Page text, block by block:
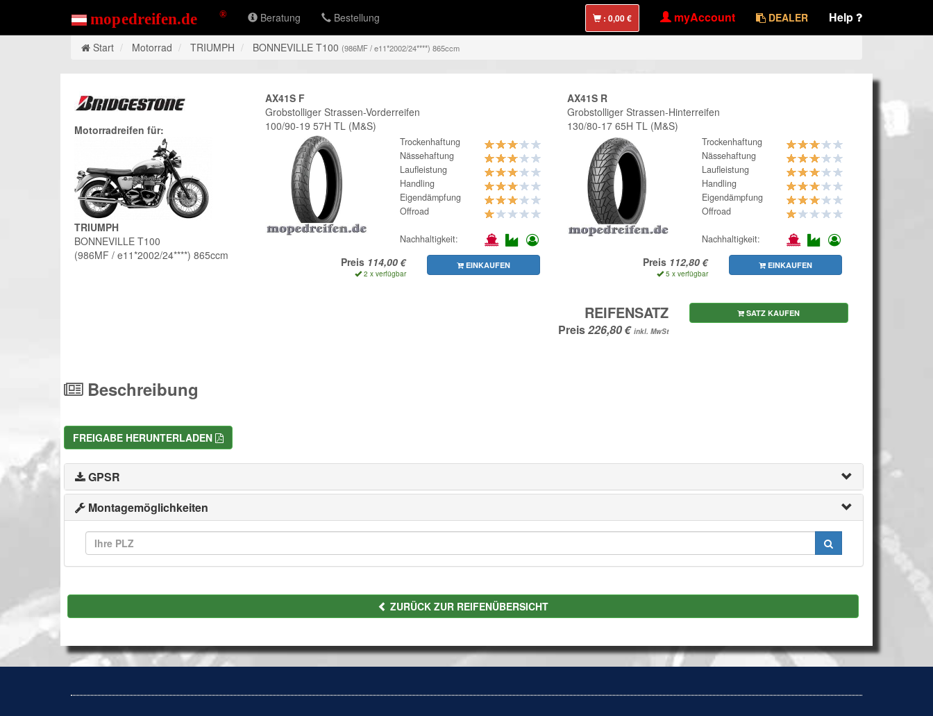
Beratung Bestellung : myAccount DEALER Help
Start Motorrad TRIUMPH BONNEVILLE T100 (986MF / e11*2002/24****) 865ccm
Motorradreifen für:
TRIUMPH
BONNEVILLE T100
(986MF / e11*2002/24****) 865ccm
AX41S F
Grobstolliger Strassen-Vorderreifen
100/90-19 57H TL (M&S)
Trockenhaftung
Nässehaftung
Laufleistung
Handling
Eigendämpfung
Offroad
Nachhaltigkeit:
Preis
2 x verfügbar
EINKAUFEN
AX41S R
Grobstolliger Strassen-Hinterreifen
130/80-17 65H TL (M&S)
Trockenhaftung
Nässehaftung
Laufleistung
Handling
Eigendämpfung
Offroad
Nachhaltigkeit:
Preis
5 x verfügbar
EINKAUFEN
REIFENSATZ
Preis inkl. MwSt
SATZ KAUFEN
Beschreibung
FREIGABE HERUNTERLADEN
GPSR
Montagemöglichkeiten
ZURÜCK ZUR REIFENÜBERSICHT